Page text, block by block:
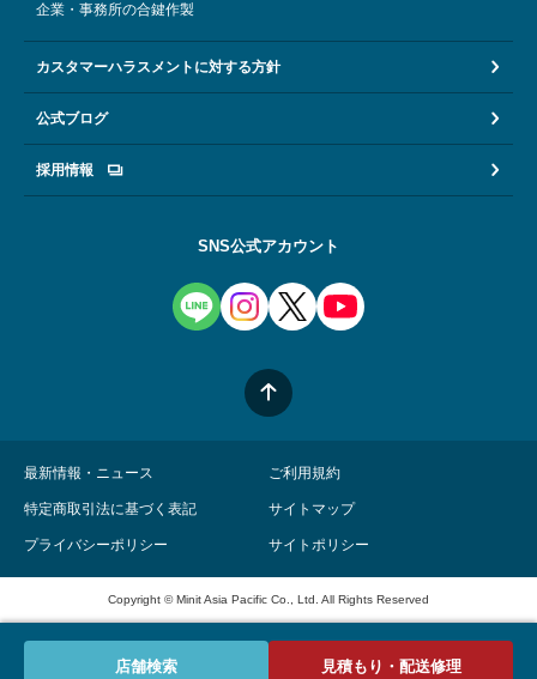
企業・事務所の合鍵作製
カスタマーハラスメントに対する方針
公式ブログ
採用情報
SNS公式アカウント
最新情報・ニュース ご利用規約
特定商取引法に基づく表記 サイトマップ
プライバシーポリシー サイトポリシー
Copyright © Minit Asia Pacific Co., Ltd. All Rights Reserved
店舗検索 見積もり・配送修理